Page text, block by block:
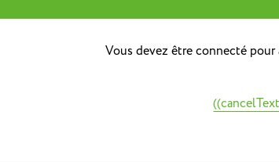
Sacs repas avec bandoulièreSacs à dos repas
Collège ((label))
Vous devez être connecté